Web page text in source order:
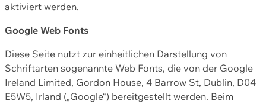
aktiviert werden.
Google Web Fonts
Diese Seite nutzt zur einheitlichen Darstellung von
Schriftarten sogenannte Web Fonts, die von der Google
Ireland Limited, Gordon House, 4 Barrow St, Dublin, D04
E5W5, Irland („Google“) bereitgestellt werden. Beim